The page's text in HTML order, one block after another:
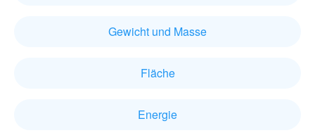
Gewicht und Masse
Fläche
Energie